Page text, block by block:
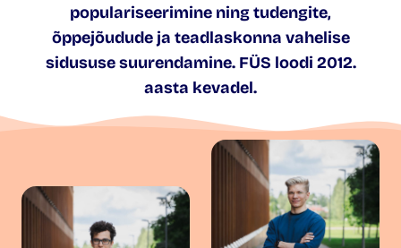
populariseerimine ning tudengite,
õppejõudude ja teadlaskonna vahelise
sidususe suurendamine. FÜS loodi 2012.
aasta kevadel.